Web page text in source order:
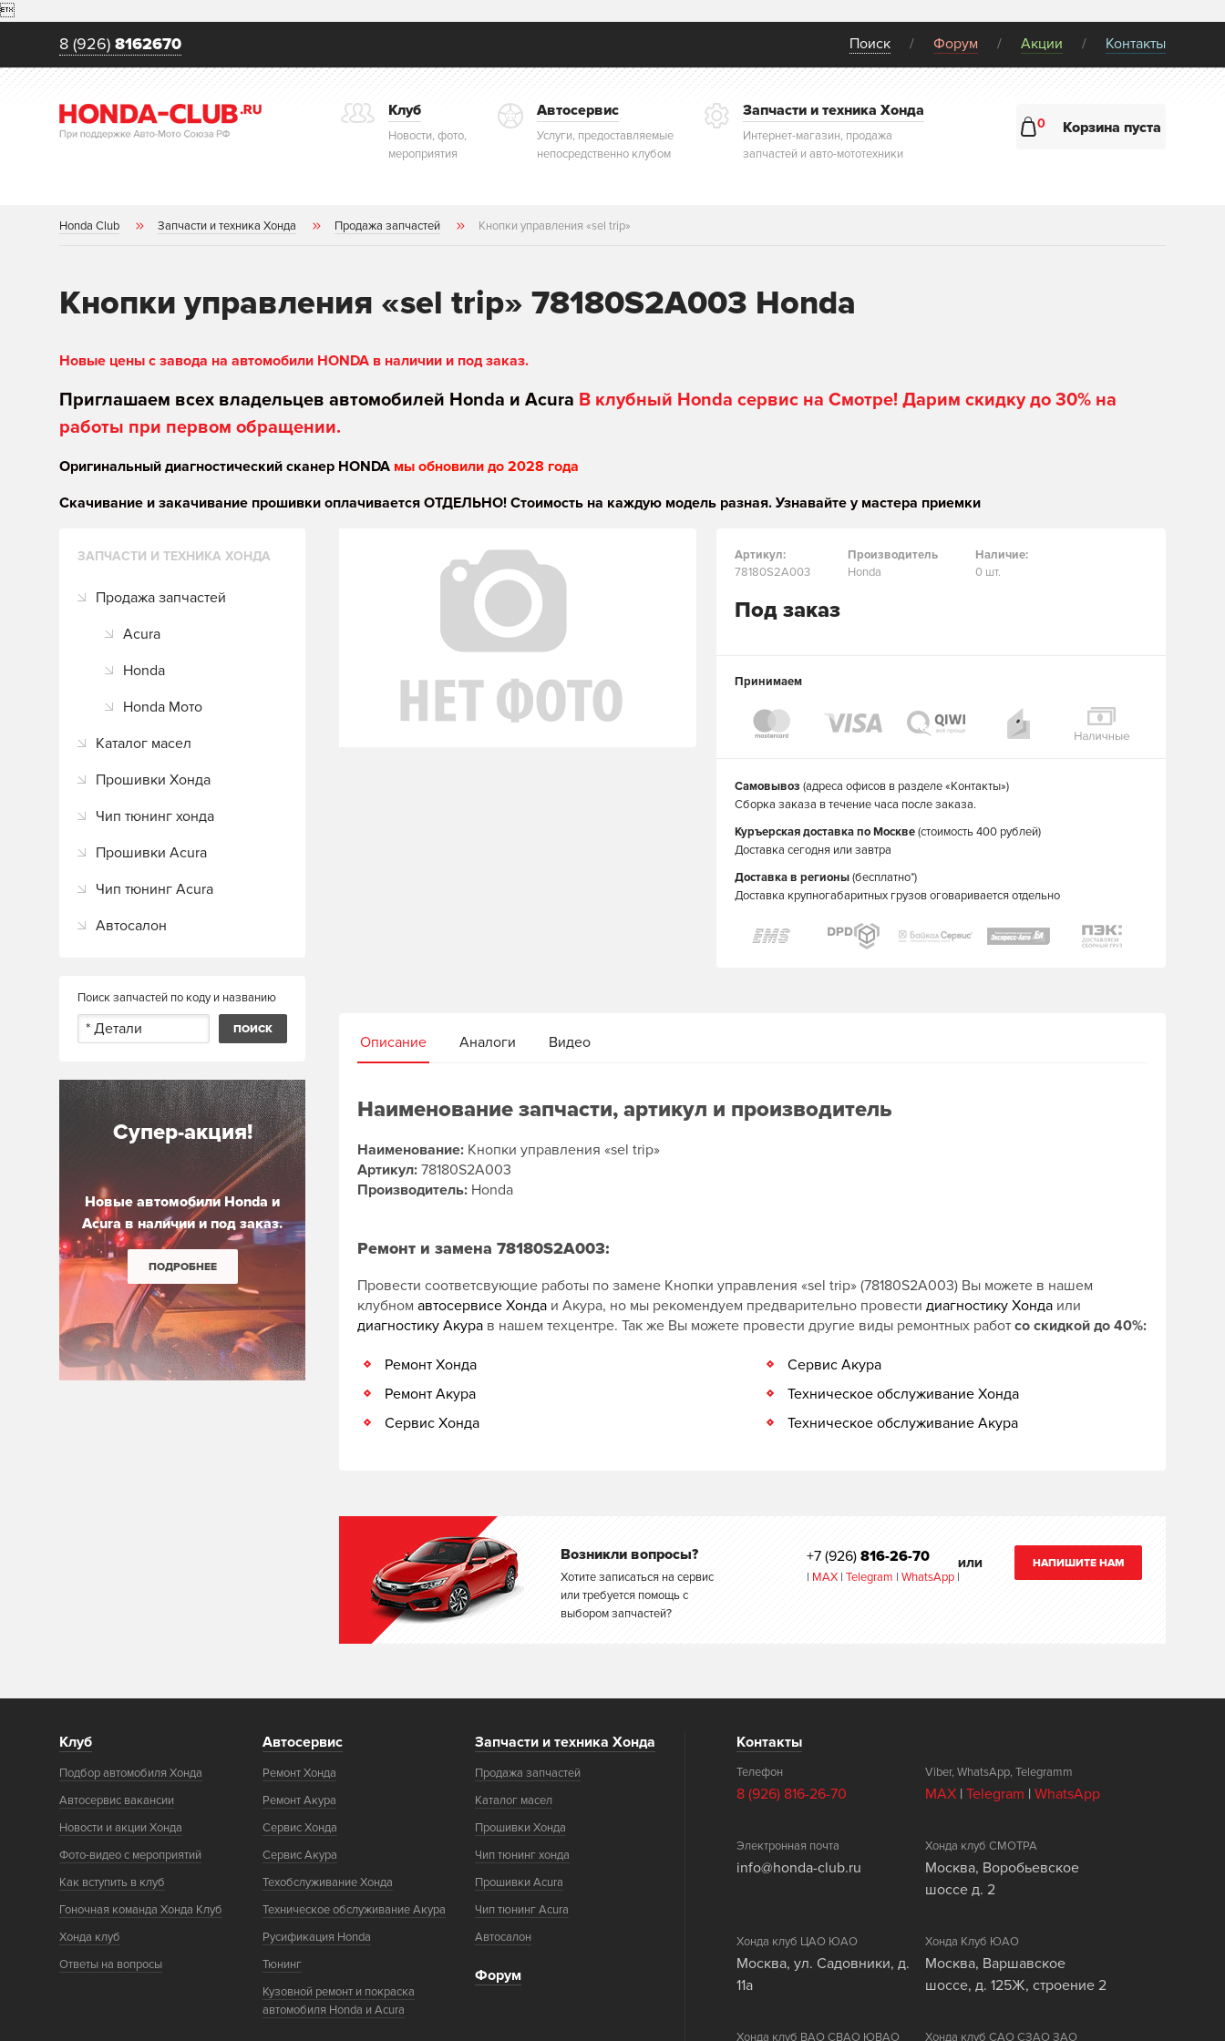

8 (926) 8162670 Поиск Форум Акции Контакты
Клуб
Новости, фото,
мероприятия
Автосервис
Услуги, предоставляемые
непосредственно клубом
Запчасти и техника Хонда
Интернет-магазин, продажа
запчастей и авто-мототехники
0 Корзина пуста
Honda Club Запчасти и техника Хонда Продажа запчастей Кнопки управления «sel trip»
Кнопки управления «sel trip» 78180S2A003 Honda
Новые цены с завода на автомобили HONDA в наличии и под заказ.
Приглашаем всех владельцев автомобилей Honda и Acura В клубный Honda сервис на Смотре! Дарим скидку до 30% на
работы при первом обращении.
Оригинальный диагностический сканер HONDA мы обновили до 2028 года
Скачивание и закачивание прошивки оплачивается ОТДЕЛЬНО! Стоимость на каждую модель разная. Узнавайте у мастера приемки
ЗАПЧАСТИ И ТЕХНИКА ХОНДА
Продажа запчастей
Acura
Honda
Honda Мото
Каталог масел
Прошивки Хонда
Чип тюнинг хонда
Прошивки Acura
Чип тюнинг Acura
Автосалон
Поиск запчастей по коду и названию
Супер-акция!
Новые автомобили Honda и
Acura в наличии и под заказ.
ПОДРОБНЕЕ
Артикул:
78180S2A003
Производитель
Honda
Наличие:
0 шт.
Под заказ
Принимаем
Самовывоз (адреса офисов в разделе «Контакты»)
Сборка заказа в течение часа после заказа.
Куръерская доставка по Москве(стоимость 400 рублей)
Доставка сегодня или завтра
Доставка в регионы(бесплатно*)
Доставка крупногабаритных грузов оговаривается отдельно
Описание Аналоги Видео
Наименование запчасти, артикул и производитель
Наименование: Кнопки управления «sel trip»
Артикул: 78180S2A003
Производитель: Honda
Ремонт и замена 78180S2A003:
Провести соответсвующие работы по замене Кнопки управления «sel trip» (78180S2A003) Вы можете в нашем
клубном автосервисе Хонда и Акура, но мы рекомендуем предварительно провести диагностику Хонда или
диагностику Акура в нашем техцентре. Так же Вы можете провести другие виды ремонтных работ со скидкой до 40%:
Ремонт Хонда
Ремонт Акура
Сервис Хонда
Сервис Акура
Техническое обслуживание Хонда
Техническое обслуживание Акура
Возникли вопросы?
Хотите записаться на сервис
или требуется помощь с
выбором запчастей?
+7 (926) 816-26-70
| MAX | Telegram | WhatsApp |
ИЛИ НАПИШИТЕ НАМ
Клуб
Подбор автомобиля Хонда
Автосервис вакансии
Новости и акции Хонда
Фото-видео с мероприятий
Как вступить в клуб
Гоночная команда Хонда Клуб
Хонда клуб
Ответы на вопросы
Автосервис
Ремонт Хонда
Ремонт Акура
Сервис Хонда
Сервис Акура
Техобслуживание Хонда
Техническое обслуживание Акура
Русификация Honda
Тюнинг
Кузовной ремонт и покраска
автомобиля Honda и Acura
Запчасти и техника Хонда
Продажа запчастей
Каталог масел
Прошивки Хонда
Чип тюнинг хонда
Прошивки Acura
Чип тюнинг Acura
Автосалон
Форум
Контакты
Телефон
8 (926) 816-26-70
Viber, WhatsApp, Telegramm
MAX |Telegram |WhatsApp
Электронная почта
info@honda-club.ru
Хонда клуб СМОТРА
Москва, Воробьевское
шоссе д. 2
Хонда клуб ЦАО ЮАО
Москва, ул. Садовники, д.
11а
Хонда Клуб ЮАО
Москва, Варшавское
шоссе, д. 125Ж, строение 2
Хонда клуб ВАО СВАО ЮВАО Хонда клуб САО СЗАО ЗАО